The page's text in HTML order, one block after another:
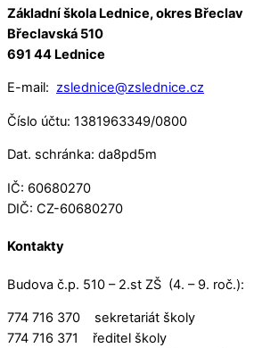
Základní škola Lednice, okres Břeclav
Břeclavská 510
691 44 Lednice
E-mail: zslednice@zslednice.cz
Číslo účtu: 1381963349/0800
Dat. schránka: da8pd5m
IČ: 60680270
DIČ: CZ-60680270
Kontakty
Budova č.p. 510 – 2.st ZŠ (4. – 9. roč.):
774 716 370 sekretariát školy
774 716 371 ředitel školy